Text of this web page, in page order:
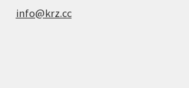
info@krz.cc